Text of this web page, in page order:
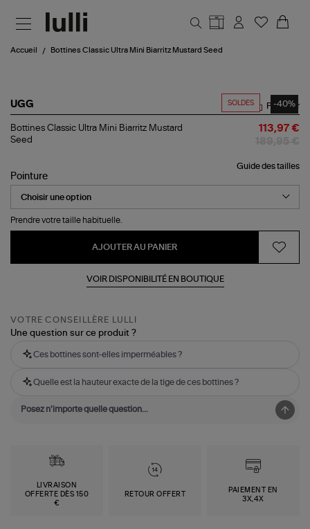
Accueil Bottines Classic Ultra Mini Biarritz Mustard Seed
SOLDES -40%
UGG
Bottines
Classic
Biarritz
Mustard
Seed
Partager
Bottines Classic Ultra Mini Biarritz Mustard
Seed
113,97 €
Guide des tailles
Pointure
Prendre votre taille habituelle.
AJOUTER AU PANIER
VOIR DISPONIBILITÉ EN BOUTIQUE
VOTRE CONSEILLÈRE LULLI
Une question sur ce produit ?
Ces bottines sont-elles imperméables ?
Quelle est la hauteur exacte de la tige de ces bottines ?
LIVRAISON
OFFERTE DÈS 150
€
RETOUR OFFERT
PAIEMENT EN
3X,4X